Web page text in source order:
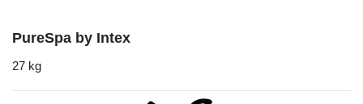
PureSpa by Intex
27 kg